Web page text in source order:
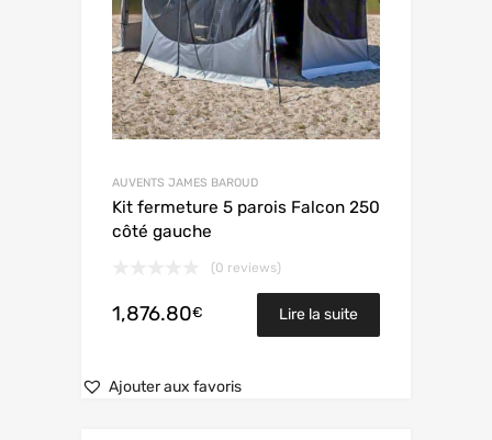
AUVENTS JAMES BAROUD
Kit fermeture 5 parois Falcon 250
côté gauche
(0 reviews)
1,876.80€ Lire la suite
Ajouter aux favoris